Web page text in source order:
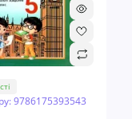
9786175393543